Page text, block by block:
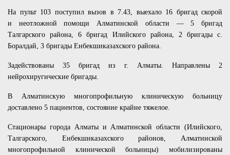
На пульт 103 поступил вызов в 7.43, выехало 16 бригад скорой
и неотложной помощи Алматинской области — 5 бригад
Талгарского района, 6 бригад Илийского района, 2 бригады с.
Боралдай, 3 бригады Енбекшиказахского района.
Задействованы 35 бригад из г. Алматы. Направлены 2
нейрохиругические бригады.
В Алматинскую многопрофильную клиническую больницу
доставлено 5 пациентов, состояние крайне тяжелое.
Стационары города Алматы и Алматинской области (Илийского,
Талгарского, Енбекшиказахского районов, Алматинской
многопрофильной клинической больницы) мобилизированы